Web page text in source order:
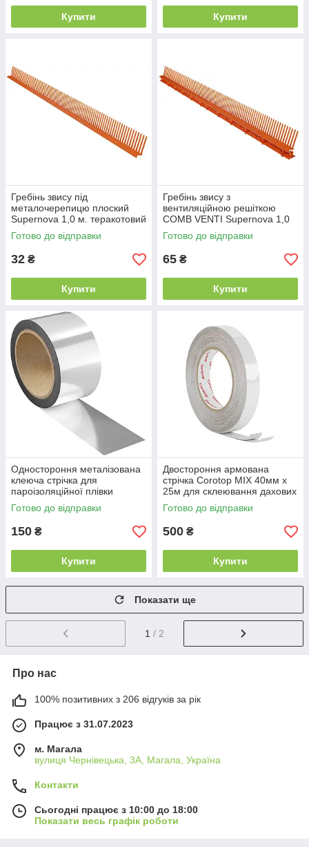
Купити Купити
Гребінь звису під
металочерепицю плоский
Supernova 1,0 м. теракотовий
Готово до відправки
32 ₴
Купити
Гребінь звису з
вентиляційною решіткою
COMB VENTI Supernova 1,0
м. теракотовий
Готово до відправки
65 ₴
Купити
Одностороння металізована
клеюча стрічка для
пароізоляційної плівки
EUROVENT ALUFIX 50 мм х
50 м
Готово до відправки
150 ₴
Купити
Двостороння армована
стрічка Corotop MIX 40мм х
25м для склеювання дахових
мембран та пароізоляційних
плівок
Готово до відправки
500 ₴
Купити
Показати ще
1 / 2
Про нас
100% позитивних з 206 відгуків за рік
Працює з 31.07.2023
м. Магала
вулиця Чернівецька, 3А, Магала, Україна
Контакти
Сьогодні працює з 10:00 до 18:00
Показати весь графік роботи